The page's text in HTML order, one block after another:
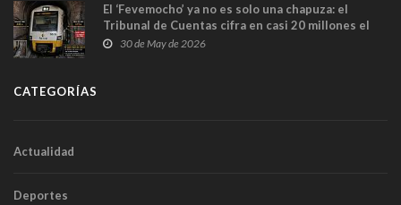
El ‘Fevemocho’ ya no es solo una chapuza: el
Tribunal de Cuentas cifra en casi 20 millones el
sobrecoste de los trenes que no cabían por los
30 de May de 2026
CATEGORÍAS
Actualidad
Deportes